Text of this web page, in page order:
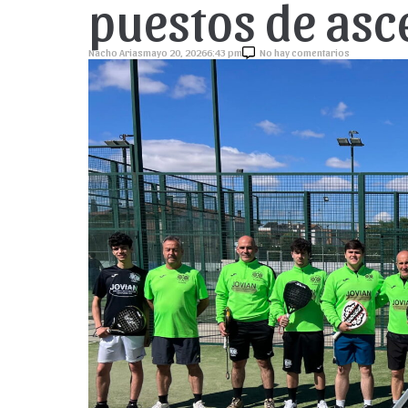
puestos de
Nacho Ariasmayo 20, 20266:43 pm No hay comentarios